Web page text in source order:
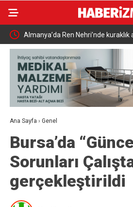
Su Uludağ’da çıkan orman
Ana Sayfa › Genel
Bursa’da
Sorunları
gerçekleştirildi